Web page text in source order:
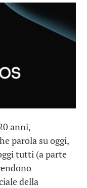
anni,
parola su oggi,
tutti (a parte
della